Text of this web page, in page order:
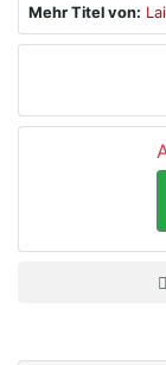
Mehr Titel von: